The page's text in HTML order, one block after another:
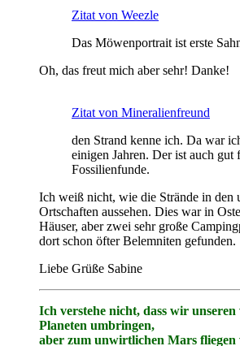
Zitat von Weezle
Das Möwenportrait ist erste
Oh, das freut mich aber sehr! Danke!
Zitat von Mineralienfreund
den Strand kenne ich. Da war
einigen Jahren. Der ist auch gut
Fossilienfunde.
Ich weiß nicht, wie die Strände in den
Ortschaften aussehen. Dies war in
Häuser, aber zwei sehr große
dort schon öfter Belemniten gefunden.
Liebe Grüße Sabine
Ich verstehe nicht, dass wir
Planeten umbringen,
aber zum unwirtlichen Mars fliegen